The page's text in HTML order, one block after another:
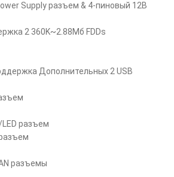
Supply разъем & 4-пиновый 12В
2 360K~2.88Мб FDDs
Дополнительных 2 USB
разъем
разъемы